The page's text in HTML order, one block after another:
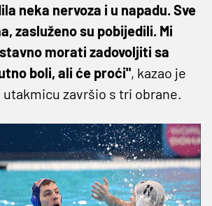
neka nervoza i u napadu. Sve
zasluženo su pobijedili. Mi
morati zadovoljiti sa
boli, ali će proći", kazao je
završio s tri obrane.